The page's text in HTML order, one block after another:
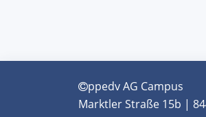
ppedv AG Campus
Marktler Straße 15b |